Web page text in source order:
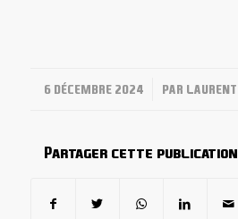
6 DÉCEMBRE 2024
/ PAR LAURENT
Partager cette publication